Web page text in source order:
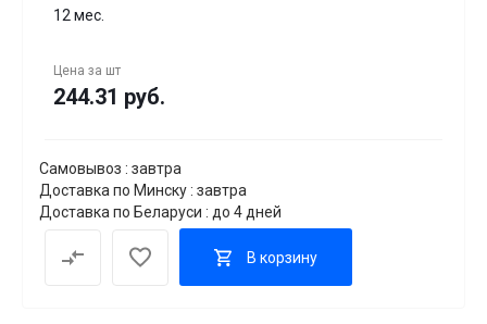
12 мес.
Цена за шт
244.31 руб.
Самовывоз : завтра
Доставка по Минску : завтра
Доставка по Беларуси : до 4 дней
В корзину